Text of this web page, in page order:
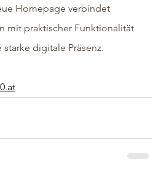
Homepage verbindet
mit praktischer Funktionalität
digitale Präsenz.